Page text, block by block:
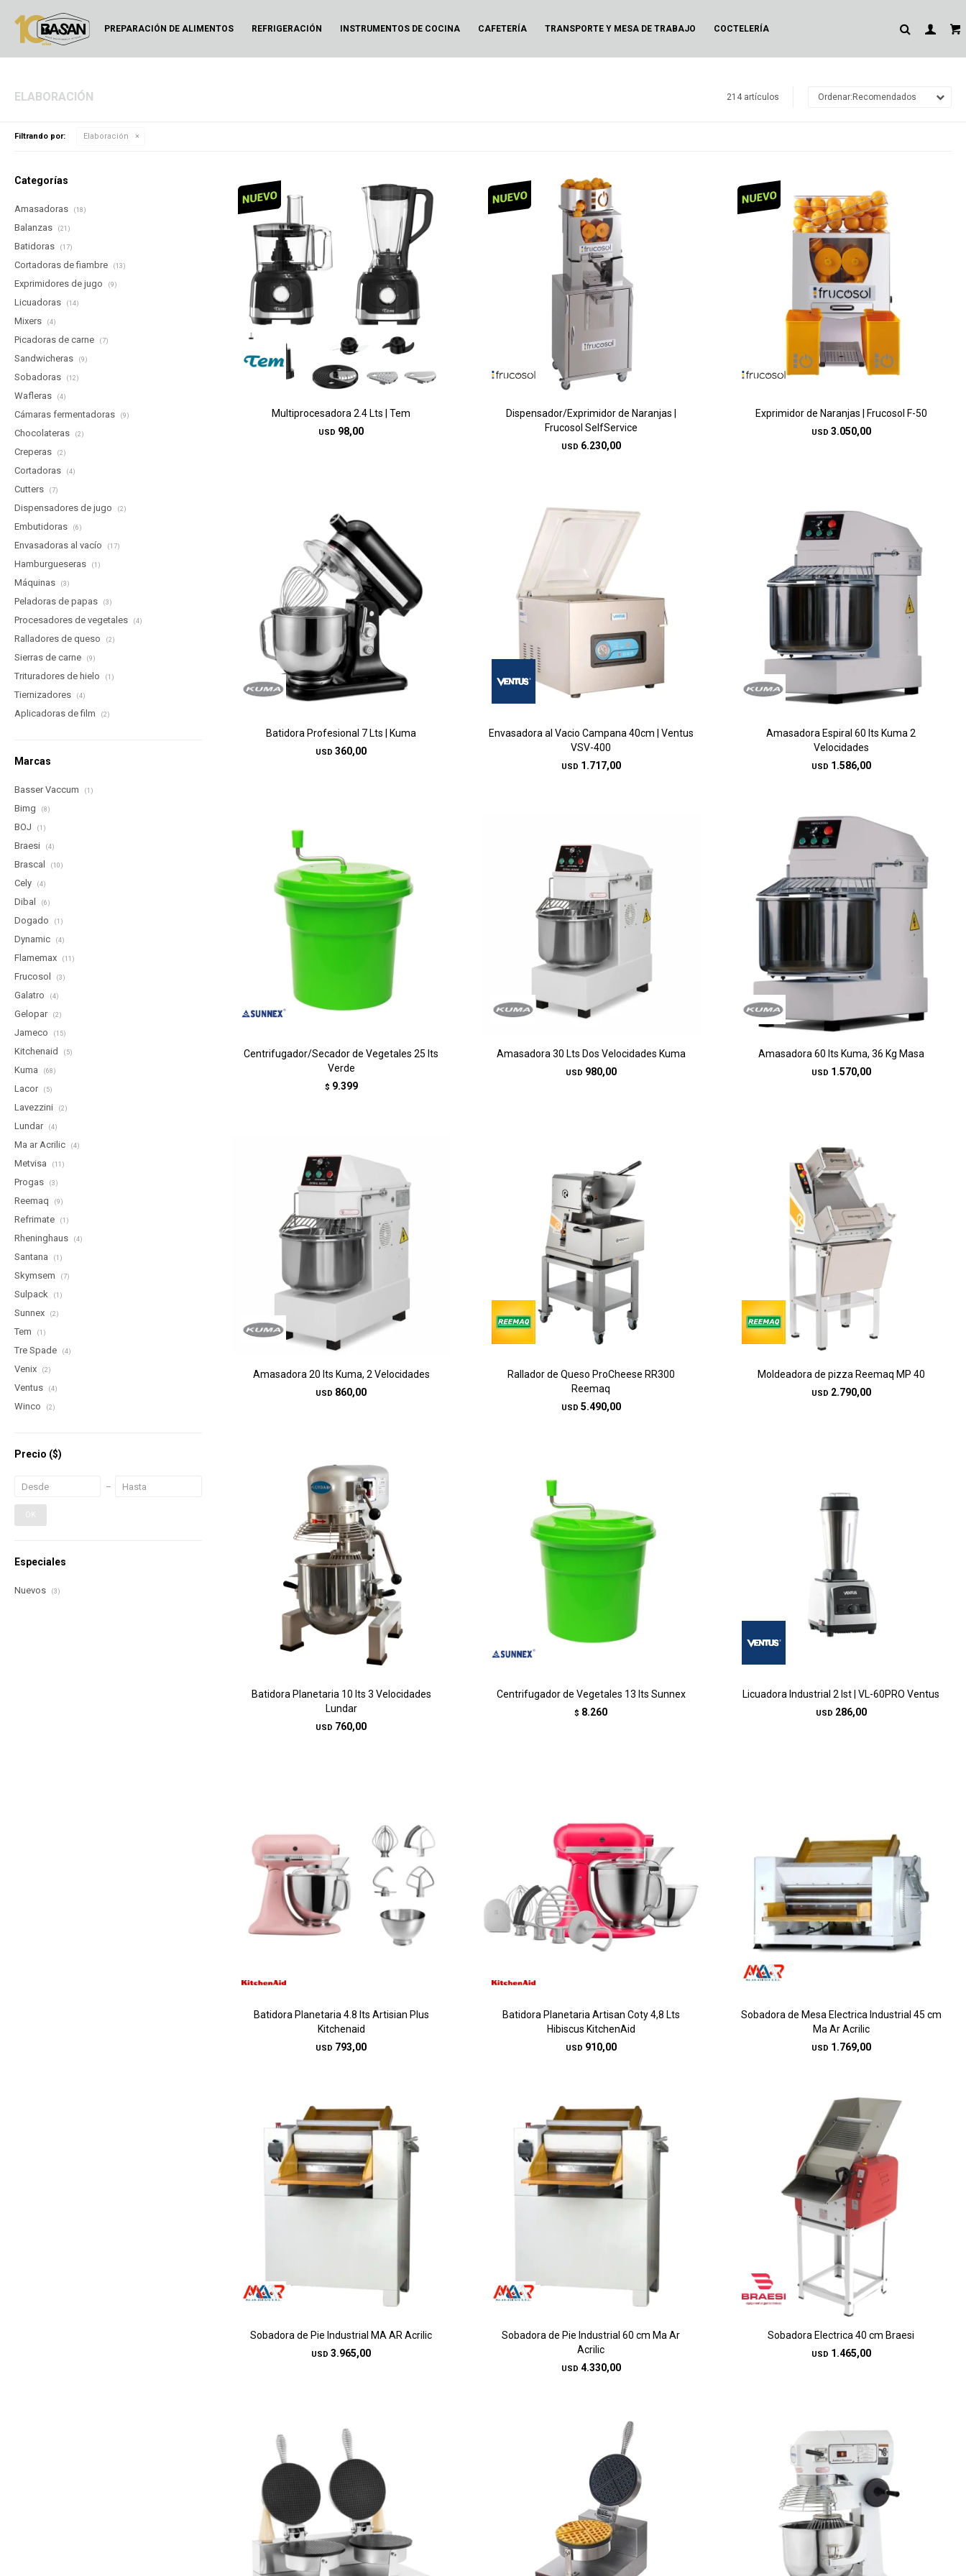
PREPARACIÓN DE ALIMENTOS REFRIGERACIÓN INSTRUMENTOS DE COCINA CAFETERÍA TRANSPORTE Y MESA DE TRABAJO COCTELERÍA
ELABORACIÓN 214 artículos Recomendados
Filtrando por: Elaboración
Multiprocesadora 2.4 Lts | Tem
USD 98,00
Dispensador/Exprimidor de Naranjas |
Frucosol SelfService
USD 6.230,00
Exprimidor de Naranjas | Frucosol F-50
USD 3.050,00
Batidora Profesional 7 Lts | Kuma
USD 360,00
Envasadora al Vacio Campana 40cm | Ventus
VSV-400
USD 1.717,00
Amasadora Espiral 60 lts Kuma 2
Velocidades
USD 1.586,00
Centrifugador/Secador de Vegetales 25 lts
Verde
$ 9.399
Amasadora 30 Lts Dos Velocidades Kuma
USD 980,00
Amasadora 60 lts Kuma, 36 Kg Masa
USD 1.570,00
Amasadora 20 lts Kuma, 2 Velocidades
USD 860,00
Rallador de Queso ProCheese RR300
Reemaq
USD 5.490,00
Moldeadora de pizza Reemaq MP 40
USD 2.790,00
Batidora Planetaria 10 lts 3 Velocidades
Lundar
USD 760,00
Centrifugador de Vegetales 13 lts Sunnex
$ 8.260
Licuadora Industrial 2 lst | VL-60PRO Ventus
USD 286,00
Batidora Planetaria 4.8 lts Artisian Plus
Kitchenaid
USD 793,00
Batidora Planetaria Artisan Coty 4,8 Lts
Hibiscus KitchenAid
USD 910,00
Sobadora de Mesa Electrica Industrial 45 cm
Ma Ar Acrilic
USD 1.769,00
Sobadora de Pie Industrial MA AR Acrilic
USD 3.965,00
Sobadora de Pie Industrial 60 cm Ma Ar
Acrilic
USD 4.330,00
Sobadora Electrica 40 cm Braesi
USD 1.465,00
Categorías
Amasadoras (18)
Balanzas (21)
Batidoras (17)
Cortadoras de fiambre (13)
Exprimidores de jugo (9)
Licuadoras (14)
Mixers (4)
Picadoras de carne (7)
Sandwicheras (9)
Sobadoras (12)
Wafleras (4)
Cámaras fermentadoras (9)
Chocolateras (2)
Creperas (2)
Cortadoras (4)
Cutters (7)
Dispensadores de jugo (2)
Embutidoras (6)
Envasadoras al vacío (17)
Hamburgueseras (1)
Máquinas (3)
Peladoras de papas (3)
Procesadores de vegetales (4)
Ralladores de queso (2)
Sierras de carne (9)
Trituradores de hielo (1)
Tiernizadores (4)
Aplicadoras de film (2)
Marcas
Basser Vaccum (1)
Bimg (8)
BOJ (1)
Braesi (4)
Brascal (10)
Cely (4)
Dibal (6)
Dogado (1)
Dynamic (4)
Flamemax (11)
Frucosol (3)
Galatro (4)
Gelopar (2)
Jameco (15)
Kitchenaid (5)
Kuma (68)
Lacor (5)
Lavezzini (2)
Lundar (4)
Ma ar Acrilic (4)
Metvisa (11)
Progas (3)
Reemaq (9)
Refrimate (1)
Rheninghaus (4)
Santana (1)
Skymsem (7)
Sulpack (1)
Sunnex (2)
Tem (1)
Tre Spade (4)
Venix (2)
Ventus (4)
Winco (2)
Precio ($)
OK
Especiales
Nuevos (3)